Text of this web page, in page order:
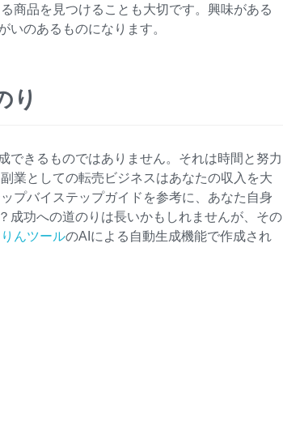
商品を見つけることも大切です。興味がある
のあるものになります。
り
できるものではありません。それは時間と努力
業としての転売ビジネスはあなたの収入を大
プバイステップガイドを参考に、あなた自身
成功への道のりは長いかもしれませんが、その
んツールのAIによる自動生成機能で作成され